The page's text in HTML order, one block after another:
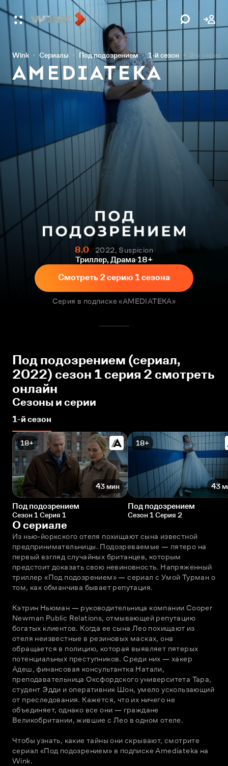
Wink Сериалы Под подозрением 1-й сезон 2-я серия
8.0
2022, Suspicion
Триллер, Драма 18+
Смотреть 2 серию 1 сезона
Серия в подписке «AMEDIATEKA»
Под подозрением (сериал,
2022) сезон 1 серия 2 смотреть
онлайн
Сезоны и серии
1-й сезон
18+
43 мин
Под подозрением
Сезон 1 Серия 1
18+
43
Под подозрением
Сезон 1 Серия 2
О сериале
Из нью-йоркского отеля похищают сына известной
предпринимательницы. Подозреваемые — пятеро на
первый взгляд случайных британцев, которым
предстоит доказать свою невиновность. Напряженный
триллер «Под подозрением» — сериал с Умой Турман о
том, как обманчива бывает репутация.
Кэтрин Ньюман — руководительница компании Cooper
Newman Public Relations, отмывающей репутацию
богатых клиентов. Когда ее сына Лео похищают из
отеля неизвестные в резиновых масках, она
обращается в полицию, которая выявляет пятерых
потенциальных преступников. Среди них — хакер
Адеш, финансовая консультантка Натали,
преподавательница Оксфордского университета Тара,
студент Эдди и оперативник Шон, умело ускользающий
от преследования. Кажется, что их ничего не
объединяет, однако все они — граждане
Великобритании, жившие с Лео в одном отеле.
Чтобы узнать, какие тайны они скрывают, смотрите
сериал «Под подозрением» в подписке Amediateka на
Wink.